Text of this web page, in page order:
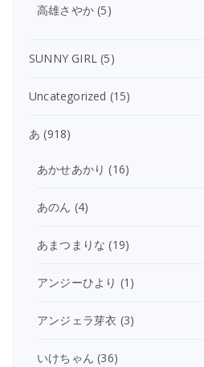
高雄さやか (5)
SUNNY GIRL (5)
Uncategorized (15)
あ (918)
あかせあかり (16)
あのん (4)
あまつまりな (19)
アンジーひより (1)
アンジェラ芽衣 (3)
いけちゃん (36)